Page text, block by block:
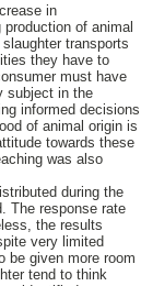
in
of animal
transports
they have to
must have
subject in the
informed decisions
of animal origin is
towards these
was also
during the
The response rate
the results
very limited
be given more room
tend to think